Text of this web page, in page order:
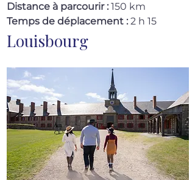
Distance à parcourir : 150 km
Temps de déplacement : 2 h 15
Louisbourg